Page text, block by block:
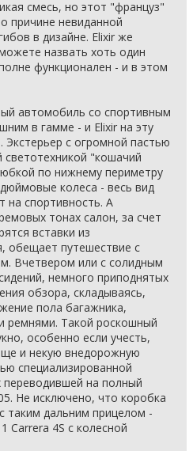
смесь, но этот "француз"
причине невиданной
в дизайне. Elixir же
назвать хоть один
функционален - и в этом
автомобиль со спортивным
в гамме - и Elixir на эту
Экстерьер с огромной пастью
"кошачий
по нижнему периметру
колеса - весь вид
на спортивность. А
тонах салон, за счет
вставки из
обещает путешествие с
Вчетвером или с солидным
немного приподнятых
обзора, складываясь,
пола багажника,
ремнями. Такой роскошный
особенно если учесть,
и некую внедорожную
специализированной
на полный
Не исключено, что коробка
таким дальним прицелом -
Carrera 4S с колесной